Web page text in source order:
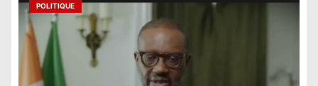
POLITIQUE